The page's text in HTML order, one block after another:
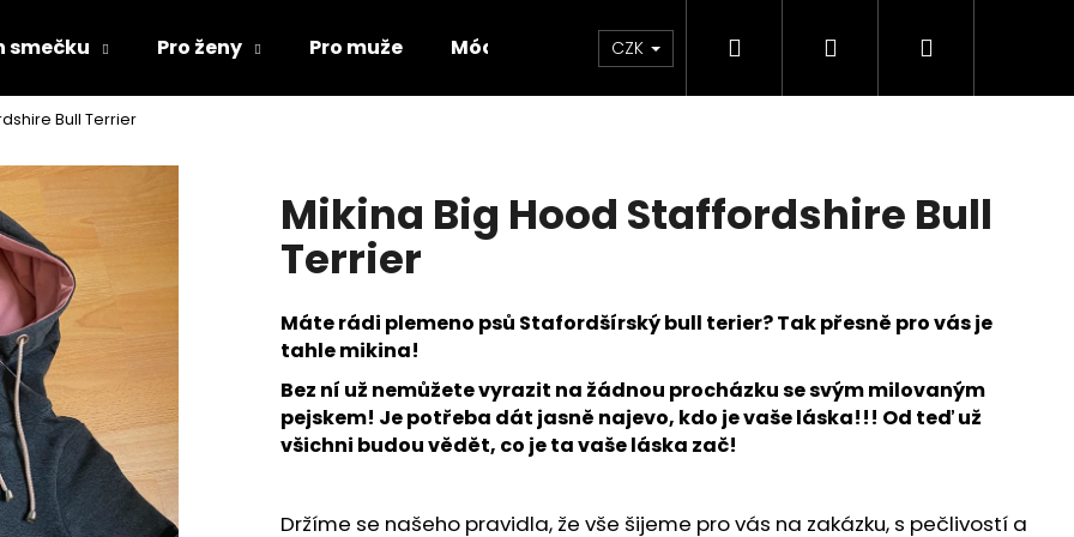
smečku Pro ženy Pro muže Módní doplňky Novinky Můj blog
CZK Hledat PřihlášeníNákupní
Bull Terrier
Mikina Big Hood Staffordshire Bull
Terrier
Máte rádi plemeno psů Stafordšírský bull terier? Tak přesně pro vás je
tahle mikina!
Bez ní už nemůžete vyrazit na žádnou procházku se svým milovaným
pejskem! Je potřeba dát jasně najevo, kdo je vaše láska!!! Od teď už
všichni budou vědět, co je ta vaše láska zač!
Držíme se našeho pravidla, že vše šijeme pro vás na zakázku, s pečlivostí a
Co potřebujete najít?
HLEDAT
Doporučujeme
PRO PSA
MIKINY FLAT COATED RETRIEVER